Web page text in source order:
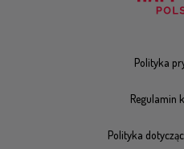
Polityka
Regulamin
Polityka